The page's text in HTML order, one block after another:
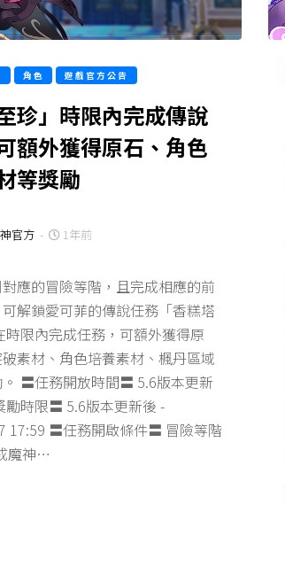
角色 遊戲官方公告
珍」時限內完成傳說
額外獲得原石、角色
等獎勵
官方 - 1年前
應的冒險等階，且完成相應的前
解鎖愛可菲的傳說任務「香糕塔
時限內完成任務，可額外獲得原
素材、角色培養素材、楓丹區域
〓任務開放時間〓 5.6版本更新
勵時限〓 5.6版本更新後 -
17:59 〓任務開啟條件〓 冒險等階
魔神…